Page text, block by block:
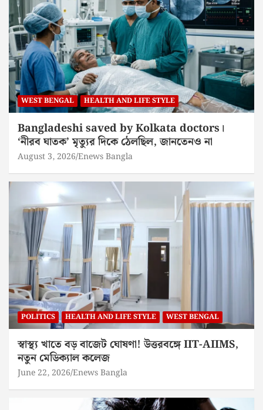
WEST BENGAL HEALTH AND LIFE STYLE
Bangladeshi saved by Kolkata doctors।
‘নীরব ঘাতক’ মৃত্যুর দিকে ঠেলছিল, জানতেনও না
August 3, 2026 Enews Bangla
POLITICS HEALTH AND LIFE STYLE WEST BENGAL
স্বাস্থ্য খাতে বড় বাজেট ঘোষণা! উত্তরবঙ্গে IIT-AIIMS,
নতুন মেডিক্যাল কলেজ
June 22, 2026 Enews Bangla